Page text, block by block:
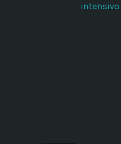
intensivo